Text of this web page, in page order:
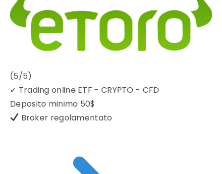
(5/5)
✓ Trading online ETF - CRYPTO - CFD
Deposito minimo 50$
Broker regolamentato